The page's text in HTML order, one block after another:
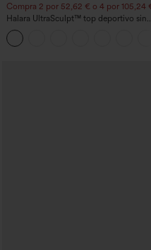
Compra 2 por 52,62 € o 4 por 105,24
Halara UltraSculpt™ top deportivo sin
mangas con escote redondo y bajo
curvo